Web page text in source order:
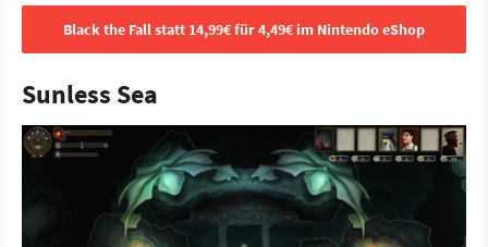
Black the Fall statt 14,99€ für 4,49€ im Nintendo eShop
Sunless Sea